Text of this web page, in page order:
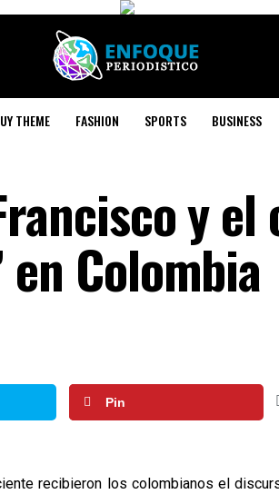
THEME FASHION SPORTS BUSINESS
y
en Colombia
Pin
recibieron los colombianos el